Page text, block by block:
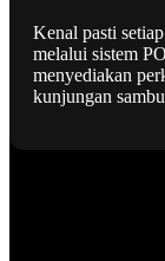
Kenal pasti
melalui sistem
menyediakan
kunjungan